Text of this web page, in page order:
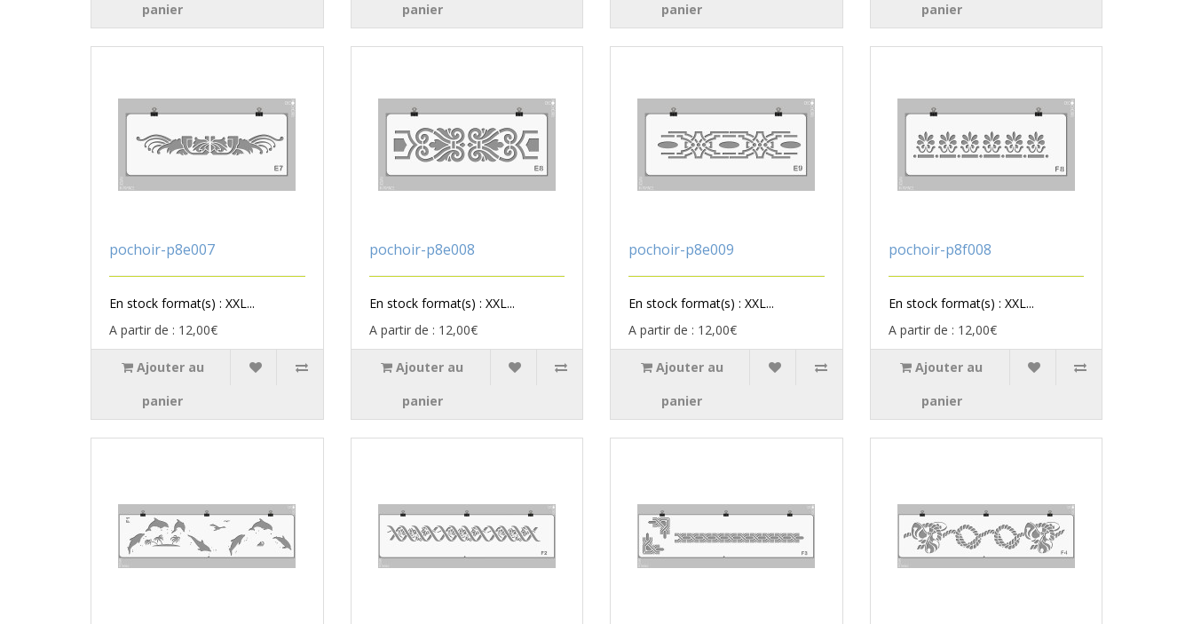
panier
panier
panier
panier
pochoir-p8e007
En stock format(s) : XXL...
A partir de : 12,00€
Ajouter au
panier
pochoir-p8e008
En stock format(s) : XXL...
A partir de : 12,00€
Ajouter au
panier
pochoir-p8e009
En stock format(s) : XXL...
A partir de : 12,00€
Ajouter au
panier
pochoir-p8f008
En stock format(s) : XXL...
A partir de : 12,00€
Ajouter au
panier